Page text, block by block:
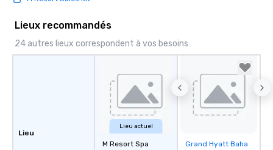
Lieux recommandés
24 autres lieux correspondent à vos besoins
Lieu
Lieu actuel
M Resort Spa
Removed from
Grand Hyatt Baha